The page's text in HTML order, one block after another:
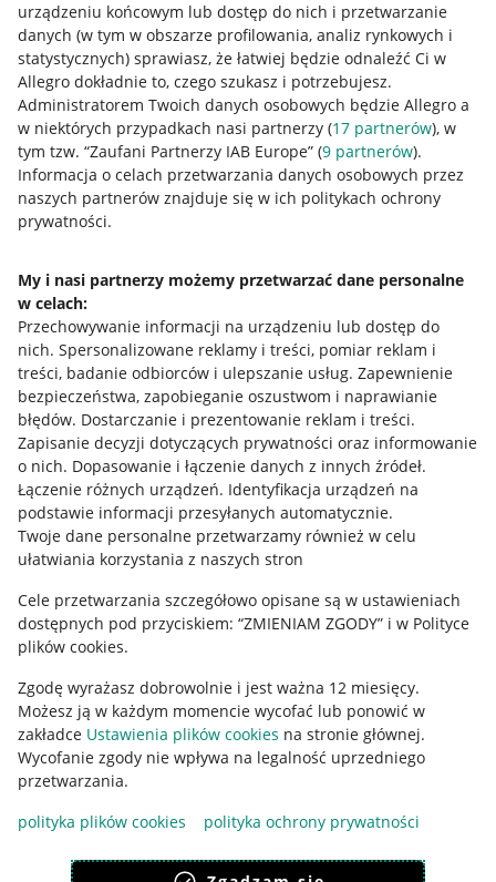
urządzeniu końcowym lub dostęp do nich i przetwarzanie
danych (w tym w obszarze profilowania, analiz rynkowych i
statystycznych) sprawiasz, że łatwiej będzie odnaleźć Ci w
Allegro dokładnie to, czego szukasz i potrzebujesz.
Administratorem Twoich danych osobowych będzie Allegro a
w niektórych przypadkach nasi partnerzy (17 partnerów), w
tym tzw. “Zaufani Partnerzy IAB Europe” (9 partnerów).
Informacja o celach przetwarzania danych osobowych przez
naszych partnerów znajduje się w ich politykach ochrony
prywatności.
My i nasi partnerzy możemy przetwarzać dane personalne
w celach:
Przechowywanie informacji na urządzeniu lub dostęp do
nich. Spersonalizowane reklamy i treści, pomiar reklam i
treści, badanie odbiorców i ulepszanie usług. Zapewnienie
bezpieczeństwa, zapobieganie oszustwom i naprawianie
błędów. Dostarczanie i prezentowanie reklam i treści.
Zapisanie decyzji dotyczących prywatności oraz informowanie
o nich. Dopasowanie i łączenie danych z innych źródeł.
Łączenie różnych urządzeń. Identyfikacja urządzeń na
podstawie informacji przesyłanych automatycznie.
Twoje dane personalne przetwarzamy również w celu
ułatwiania korzystania z naszych stron
Cele przetwarzania szczegółowo opisane są w ustawieniach
dostępnych pod przyciskiem: “ZMIENIAM ZGODY” i w Polityce
plików cookies.
Zgodę wyrażasz dobrowolnie i jest ważna 12 miesięcy.
Możesz ją w każdym momencie wycofać lub ponowić w
zakładce Ustawienia plików cookies na stronie głównej.
Wycofanie zgody nie wpływa na legalność uprzedniego
przetwarzania.
polityka plików cookies
polityka ochrony prywatności
Przydatne informacje
Jak to działa
Allegro Gadane dla sprzedających
Allegro Gadane dla kupujących
Mapa miejscowości
Informacje prawne
Regulamin
Polityka plików "cookies"
Ustawienia plików "cookies"
Udostępnianie lokalizacji
Informacje dla Aktu o Usługach Cyfrowych
Pobierz aplikację